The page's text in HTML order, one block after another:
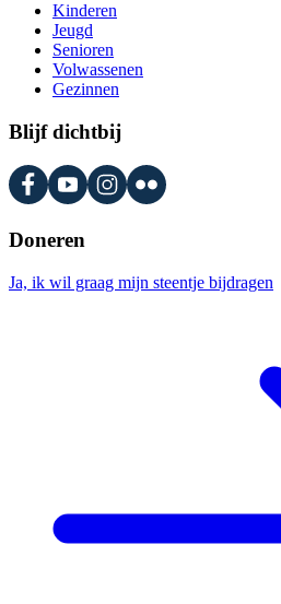
Kinderen
Jeugd
Senioren
Volwassenen
Gezinnen
Blijf dichtbij
Doneren
Ja, ik wil graag mijn steentje bijdragen